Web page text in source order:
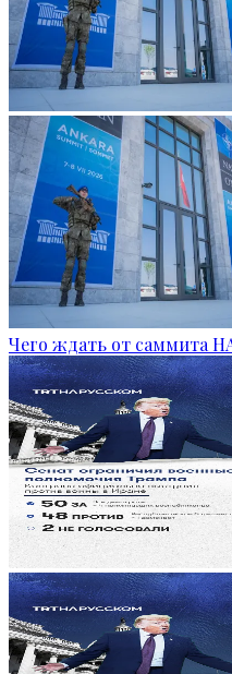
Чего ждать от саммита